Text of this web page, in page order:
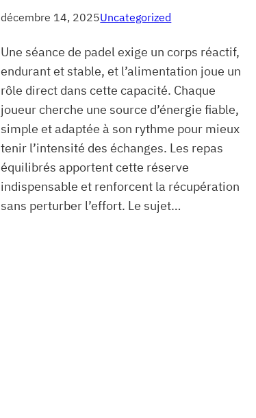
décembre 14, 2025Uncategorized
Une séance de padel exige un corps réactif,
endurant et stable, et l’alimentation joue un
rôle direct dans cette capacité. Chaque
joueur cherche une source d’énergie fiable,
simple et adaptée à son rythme pour mieux
tenir l’intensité des échanges. Les repas
équilibrés apportent cette réserve
indispensable et renforcent la récupération
sans perturber l’effort. Le sujet…